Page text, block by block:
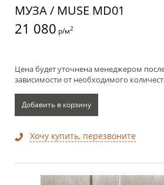
МУЗА / MUSE MD01
21 080 р/м2
Цена будет уточнена менеджером
зависимости от необходимого
Добавить в корзину
Хочу купить, перезвоните